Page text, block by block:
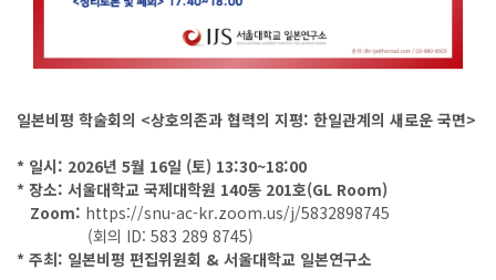
일본비평 학술회의 <상호의존과 협력의 지평: 한일관계의 새로운 국면>
* 일시: 2026년 5월 16일 (토) 13:30~18:00
* 장소: 서울대학교 국제대학원 140동 201호(GL Room)
Zoom: https://snu-ac-kr.zoom.us/j/5832898745
(회의 ID: 583 289 8745)
* 주최: 일본비평 편집위원회 & 서울대학교 일본연구소